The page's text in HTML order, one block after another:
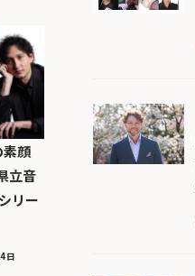
顔
立音
リー
日